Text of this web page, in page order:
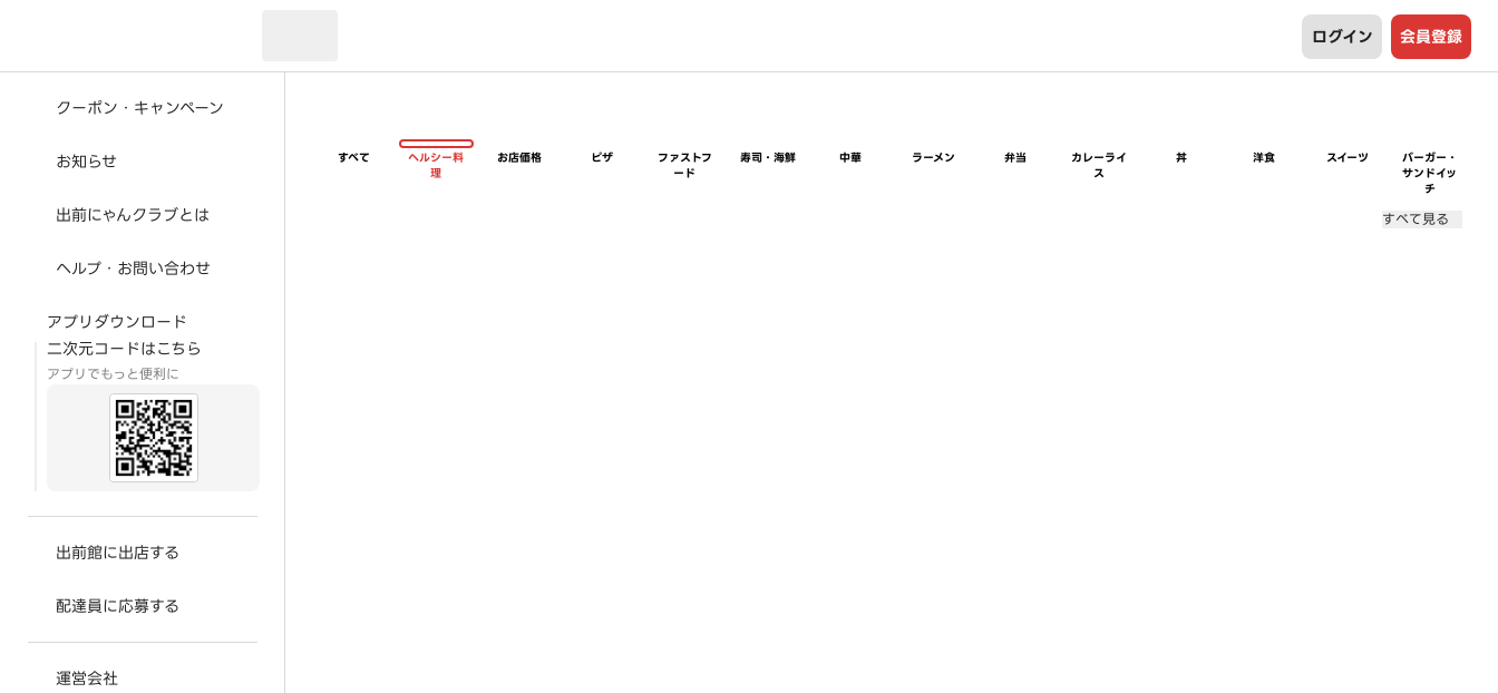
ログイン 会員登録
クーポン・キャンペーン
お知らせ
出前にゃんクラブとは
ヘルプ・お問い合わせ
アプリダウンロード
二次元コードはこちら
アプリでもっと便利に
出前館に出店する
配達員に応募する
運営会社
すべて
ヘルシー料
理
お店価格 ピザ
ファストフ
ード
寿司・海鮮 中華 ラーメン 弁当
カレーライ
ス
丼 洋食 スイーツ
バーガー・
サンドイッ
チ
すべて見る